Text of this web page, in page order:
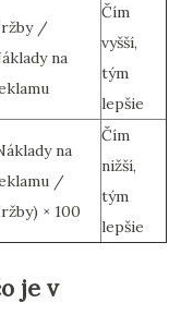
/
na
Čím
vyšší,
tým
lepšie
na
/
× 100
Čím
nižší,
tým
lepšie
je v